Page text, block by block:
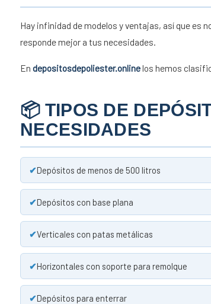
Hay infinidad de modelos y ventajas, así que es
responde mejor a tus necesidades.
En depositosdepoliester.onlinelos hemos
📦 TIPOS DE
NECESIDADES
Depósitos de menos de 500 litros
Depósitos con base plana
Verticales con patas metálicas
Horizontales con soporte para remolque
Depósitos para enterrar